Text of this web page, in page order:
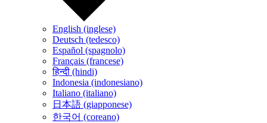
English (inglese)
Deutsch (tedesco)
Español (spagnolo)
Français (francese)
हिन्दी (hindi)
Indonesia (indonesiano)
Italiano (italiano)
日本語 (giapponese)
한국어 (coreano)